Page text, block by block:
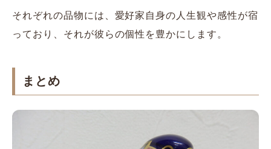
それぞれの品物には、愛好家自身の人生観や感性が宿
っており、それが彼らの個性を豊かにします。
まとめ